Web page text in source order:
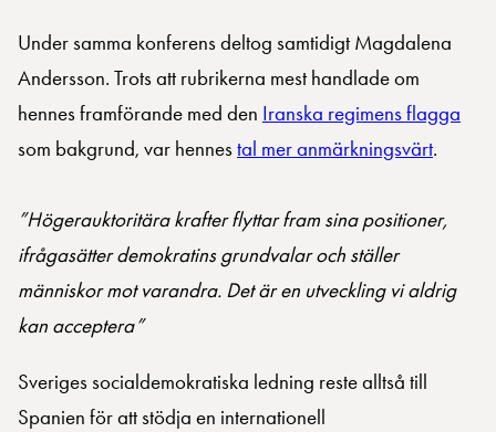
Under samma konferens deltog samtidigt Magdalena
Andersson. Trots att rubrikerna mest handlade om
hennes framförande med den Iranska regimens flagga
som bakgrund, var hennestal mer anmärkningsvärt.
”Högerauktoritära krafter flyttar fram sina positioner,
ifrågasätter demokratins grundvalar och ställer
människor mot varandra. Det är en utveckling vi aldrig
kan acceptera”
Sveriges socialdemokratiska ledning reste alltså till
Spanien för att stödja en internationell